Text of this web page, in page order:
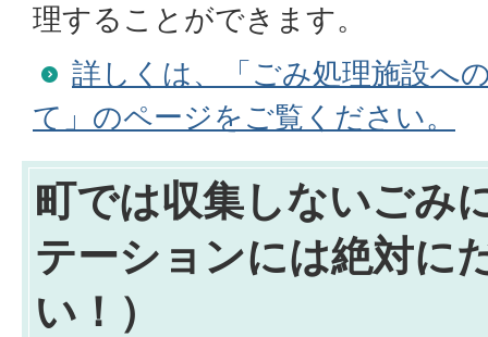
理することができます。
詳しくは、「ごみ処理施設へ
て」のページをご覧ください。
町では収集しないごみ
テーションには絶対に
い！）